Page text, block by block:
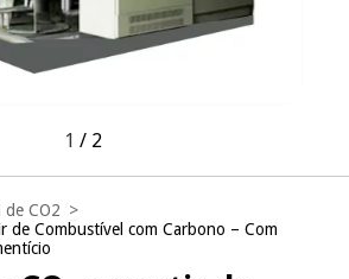
1 / 2
de CO2 >
de Combustível com Carbono – Com